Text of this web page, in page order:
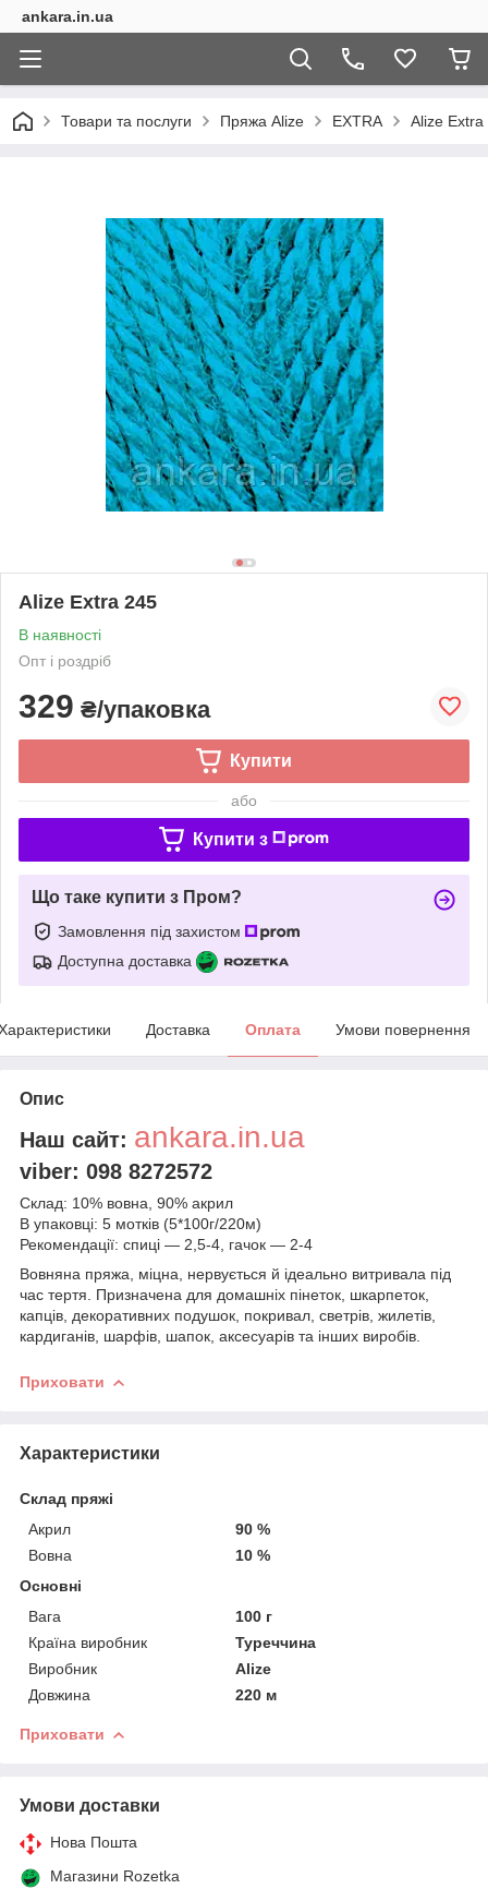
ankara.in.ua
Товари та послуги Пряжа Alize EXTRA Alize Extra
Alize Extra 245
В наявності
Опт і роздріб
329 ₴/упаковка
Купити
або
Купити з
Що таке купити з Пром?
Замовлення під захистом
Доступна доставка
Доставка Оплата Умови повернення
Опис
Наш сайт: ankara.in.ua
viber: 098 8272572
Склад: 10% вовна, 90% акрил
В упаковці: 5 мотків (5*100г/220м)
Рекомендації: спиці — 2,5-4, гачок — 2-4
Вовняна пряжа, міцна, нервується й ідеально витривала під
час тертя. Призначена для домашніх пінеток, шкарпеток,
капців, декоративних подушок, покривал, светрів, жилетів,
кардиганів, шарфів, шапок, аксесуарів та інших виробів.
Приховати
Характеристики
Склад пряжі
Акрил
90 %
Вовна
10 %
Основні
Вага
100 г
Країна виробник
Туреччина
Виробник
Alize
Довжина
220 м
Приховати
Умови доставки
Нова Пошта
Магазини Rozetka